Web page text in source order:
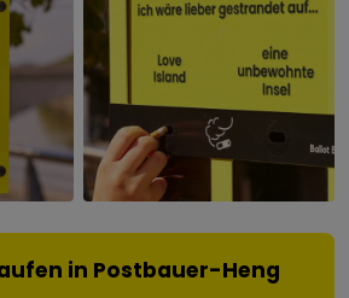
in Postbauer-Heng